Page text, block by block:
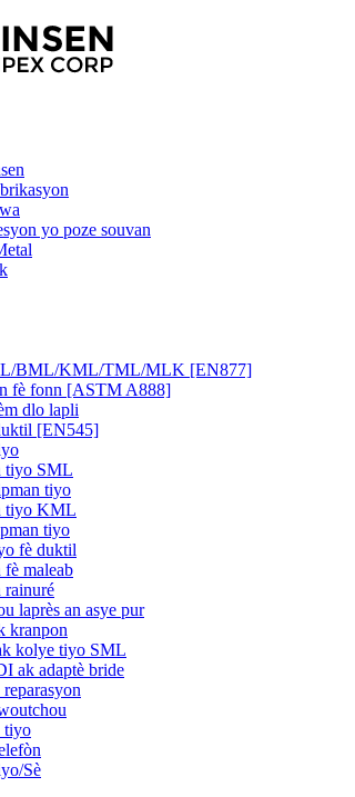
yo poze souvan
BML/KML/TML/MLK [EN877]
fè fonn [ASTM A888]
dlo lapli
[EN545]
tiyo SML
tiyo
tiyo KML
tiyo
fè duktil
maleab
rainuré
laprès an asye pur
kranpon
kolye tiyo SML
ak adaptè bride
tiyo
Sè